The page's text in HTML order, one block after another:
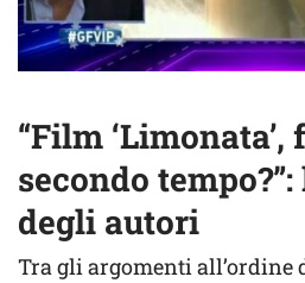
“Film
secondo
degli autori
Tra gli argomenti all’ordine